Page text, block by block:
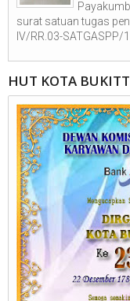
surat satuan tugas
IV/RR.03-
HUT KOTA